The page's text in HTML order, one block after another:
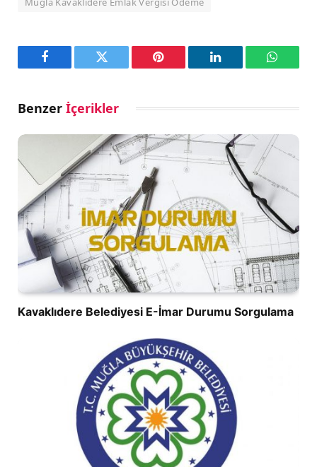
Facebook Twitter Pinterest LinkedIn
Benzer İçerikler
Kavaklıdere Belediyesi E-İmar Durumu Sorgulama